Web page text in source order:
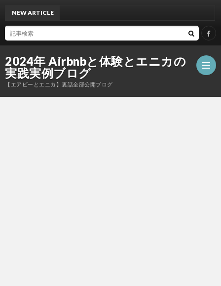
2024年 Airbnbと体験とエニカの
実践実例ブログ
【エアビーとエニカ】裏話全部公開ブログ
NEW ARTICLE